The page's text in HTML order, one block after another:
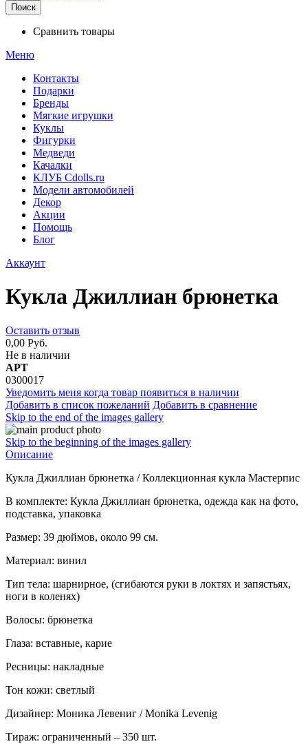
Поиск
Сравнить товары
Меню
Контакты
Подарки
Бренды
Мягкие игрушки
Куклы
Фигурки
Медведи
Качалки
КЛУБ Cdolls.ru
Модели автомобилей
Декор
Акции
Помощь
Блог
Аккаунт
Кукла Джиллиан брюнетка
Оставить отзыв
0,00 Руб.
Не в наличии
АРТ
0300017
Уведомить меня когда товар появиться в наличии
Добавить в список пожеланий Добавить в сравнение
Skip to the end of the images gallery
Skip to the beginning of the images gallery
Описание
Кукла Джиллиан брюнетка / Коллекционная кукла Мастерпис
В комплекте: Кукла Джиллиан брюнетка, одежда как на фото,
подставка, упаковка
Размер: 39 дюймов, около 99 см.
Материал: винил
Тип тела: шарнирное, (сгибаются руки в локтях и запястьях,
ноги в коленях)
Волосы: брюнетка
Глаза: вставные, карие
Ресницы: накладные
Тон кожи: светлый
Дизайнер: Моника Левениг / Monika Levenig
Тираж: ограниченный – 350 шт.